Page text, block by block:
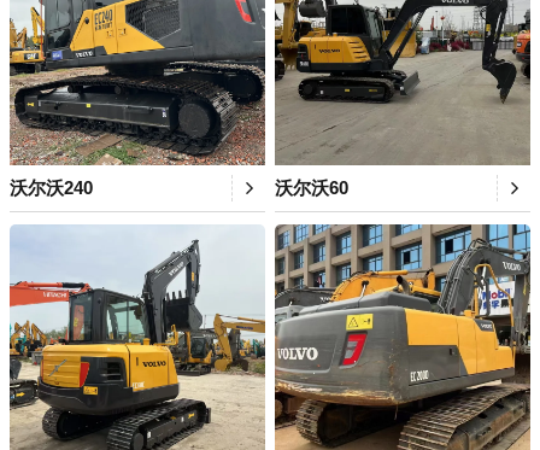
沃尔沃240 沃尔沃60